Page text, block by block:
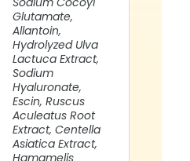
Glutamate,
Allantoin,
Hydrolyzed Ulva
Lactuca Extract,
Sodium
Hyaluronate,
Escin, Ruscus
Aculeatus Root
Extract, Centella
Asiatica Extract,
Hamamelis